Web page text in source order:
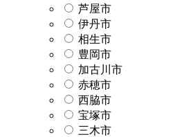
芦屋市
伊丹市
相生市
豊岡市
加古川市
赤穂市
西脇市
宝塚市
三木市